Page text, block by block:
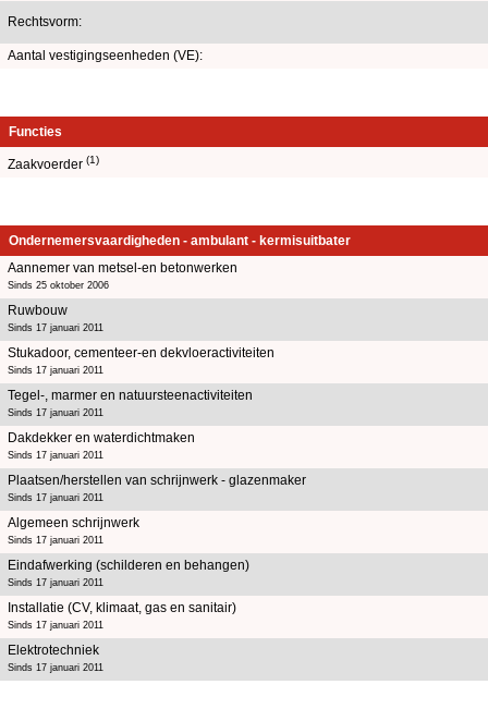
Rechtsvorm:
Aantal vestigingseenheden (VE):
Functies
Zaakvoerder (1)
Ondernemersvaardigheden - ambulant - kermisuitbater
Aannemer van metsel-en betonwerken
Sinds 25 oktober 2006
Ruwbouw
Sinds 17 januari 2011
Stukadoor, cementeer-en dekvloeractiviteiten
Sinds 17 januari 2011
Tegel-, marmer en natuursteenactiviteiten
Sinds 17 januari 2011
Dakdekker en waterdichtmaken
Sinds 17 januari 2011
Plaatsen/herstellen van schrijnwerk - glazenmaker
Sinds 17 januari 2011
Algemeen schrijnwerk
Sinds 17 januari 2011
Eindafwerking (schilderen en behangen)
Sinds 17 januari 2011
Installatie (CV, klimaat, gas en sanitair)
Sinds 17 januari 2011
Elektrotechniek
Sinds 17 januari 2011